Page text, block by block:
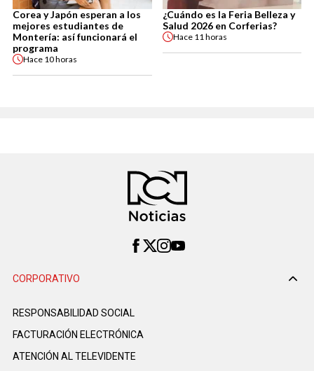
Corea y Japón esperan a los
mejores estudiantes de
Montería: así funcionará el
programa
Hace 10 horas
¿Cuándo es la Feria Belleza y
Salud 2026 en Corferias?
Hace 11 horas
CORPORATIVO
RESPONSABILIDAD SOCIAL
FACTURACIÓN ELECTRÓNICA
ATENCIÓN AL TELEVIDENTE